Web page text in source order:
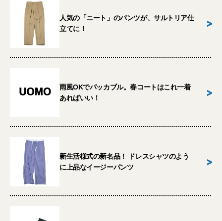
人気の「ニート」のパンツが、サルトリア仕
立てに！
>
雨風OKでパッカブル。春コートはこれ一着
あればいい！
>
新生活様式の新名品！ ドレスシャツのよう
に上品なイージーパンツ
>